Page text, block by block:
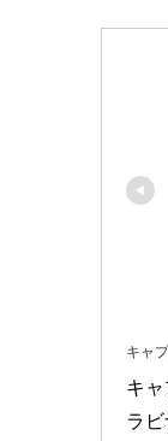
キャ
キ
ラ